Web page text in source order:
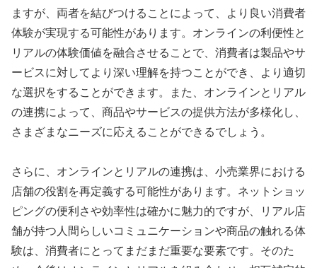
ますが、両者を結びつけることによって、より良い消費者
体験が実現する可能性があります。オンラインの利便性と
リアルの体験価値を融合させることで、消費者は製品やサ
ービスに対してより深い理解を持つことができ、より適切
な選択をすることができます。また、オンラインとリアル
の連携によって、商品やサービスの提供方法が多様化し、
さまざまなニーズに応えることができるでしょう。
さらに、オンラインとリアルの連携は、小売業界における
店舗の役割を再定義する可能性があります。ネットショッ
ピングの便利さや効率性は確かに魅力的ですが、リアル店
舗が持つ人間らしいコミュニケーションや商品の触れる体
験は、消費者にとってまだまだ重要な要素です。そのた